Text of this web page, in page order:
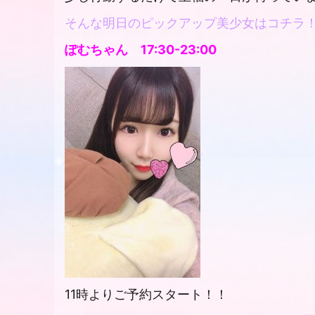
そんな明日のピックアップ美少女はコチラ
ぽむちゃん 17:30-23:00
11時よりご予約スタート！！